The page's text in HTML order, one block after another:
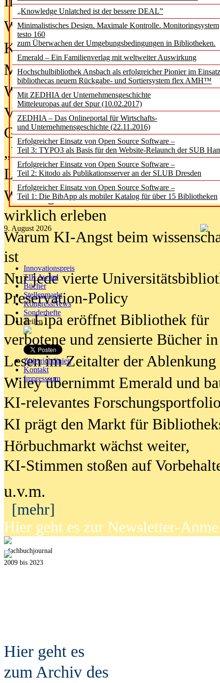
„Knowledge Unlatched ist der bessere DEAL”
Minimalistisches Design. Maximale Kontrolle. Monitoringsystem
testo 160
zum Überwachen der Umgebungsbedingungen in Bibliotheken.
Emerald – Ein Familienverlag mit weltweiter Auswirkung
Hochschulbibliothek Ansbach als erfolgreicher Pionier im
bibliothecas neuem Rückgabe- und Sortiersystem flex AMH™
Mit ZEDHIA der Unternehmensgeschichte
Mitteleuropas auf der Spur (10.02.2017)
ZEDHIA – Das Onlineportal für Wirtschafts-
und Unternehmensgeschichte (22.11.2016)
Erfolgreicher Einsatz von Open Source Software –
Teil 3: TYPO3 als Basis für den Website-Relaunch der SUB
Erfolgreicher Einsatz von Open Source Software –
Teil 2: Kitodo als Publikationsserver an der SLUB Dresden
Erfolgreicher Einsatz von Open Source Software –
Teil 1: Die BibApp als mobiler Katalog für über 15 Bibliotheken
9. August 2026
Innovationspreis
TIP Award
Bücher
Stellenmarkt
KongressNews
Sonderhefte
Teilen
Zitierrichtlinien
Kontakt
Impresssum
Was Hochschul­bibliotheken von
Kinder in der digitalen Welt
Metadaten als Infrastruktur
Wenn Bots katalogisieren
Von Abschlusskleidern bis
Geisterjagd-Ausrüstung in der
„Library of Things“ unterwegs
Lesen als Infrastrukturaufgabe
Wie Jugendliche Social Media
wirklich erleben
Warum KI-Angst beim
ist
Nur jede vierte
Preservation-Policy
Dua Lipa eröffnet Bibliothek für
verbotene und zensierte Bücher
Lesen im Zeitalter der Ablenkung
Wiley übernimmt Emerald und
KI-relevantes
KI prägt den Markt für
Hörbuchmarkt wächst weiter,
KI-Stimmen stoßen auf
u.v.m.
[mehr]
Hier geht es zur Newsletter-
fachbuchjournal
2009 bis 2023
Hier geht es
zum Archiv des